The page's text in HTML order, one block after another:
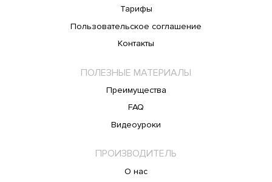
Тарифы
Пользовательское соглашение
Контакты
ПОЛЕЗНЫЕ МАТЕРИАЛЫ
Преимущества
FAQ
Видеоуроки
ПРОИЗВОДИТЕЛЬ
О нас